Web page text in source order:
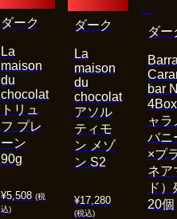
¥5,508 (税
込)
La
maison
du
chocolat
トリュ
フ プレ
ーン
90g
ダーク
¥17,280
(税込)
La
maison
du
chocolat
アソル
ティモ
ン メゾ
ン S2
ダーク
bar
ャラ
バニ
×プ
ネア
ド
20個
ダー